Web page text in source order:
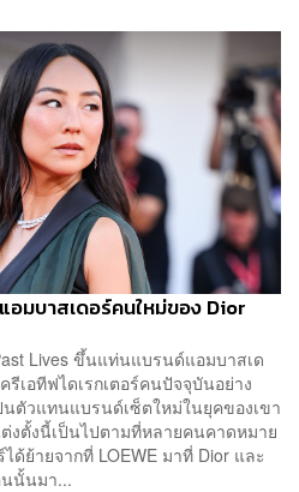
มบาสเดอร์คนใหม่ของ Dior
Lives ขึ้นแท่นแบรนด์แอมบาสเด
เอทีฟไดเรกเตอร์คนปัจจุบันอย่าง
นตัวแทนแบรนด์เซ็ตใหม่ในยุคของเขา
งตั้งนี้เป็นไปตามที่หลายคนคาดหมาย
ด้ย้ายจากที่ LOEWE มาที่ Dior และ
นั้นมา...